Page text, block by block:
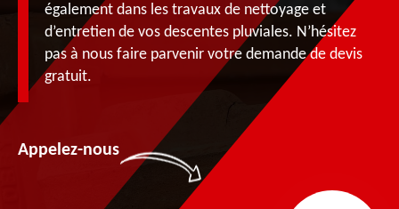
également dans les travaux de nettoyage et
d’entretien de vos descentes pluviales. N’hésitez
pas à nous faire parvenir votre demande de devis
gratuit.
Appelez-nous